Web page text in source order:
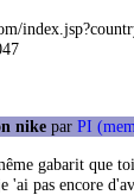
nike par PI
gabarit que
pas encore